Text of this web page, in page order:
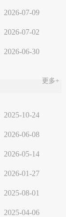
2026-07-09
2026-07-02
2026-06-30
更多+
2025-10-24
2026-06-08
2026-05-14
2026-01-27
2025-08-01
2025-04-06